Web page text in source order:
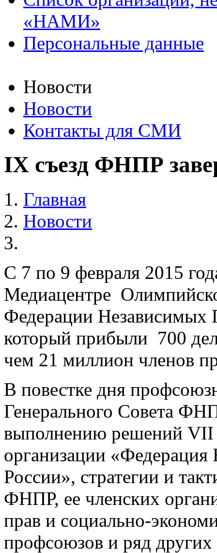
«НАМИ»
Персональные данные
Новости
Новости
Контакты для СМИ
IX cъезд ФНПР
Главная
Новости
С 7 по 9 февраля 2015
Медиацентре
Федерации Независимых
который прибыли 700
чем 21 миллион членов
В повестке дня
Генерального Совета
выполнению решений VII
организации
России», стратегии и
ФНПР, ее членских
прав и социально-
профсоюзов и ряд других